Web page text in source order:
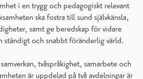
i en trygg och pedagogiskt relevant
ska fostra till sund självkänsla,
samt ge beredskap för vidare
ständigt och snabbt föränderlig värld.
tvåspråkighet, samarbete och
är uppdelad på två avdelningar är